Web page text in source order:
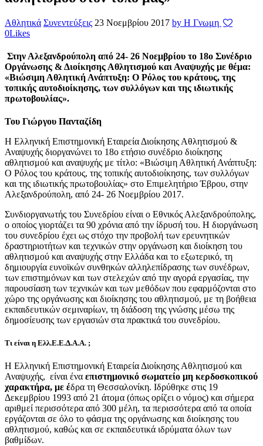
Αθλητικά Συνεντεύξεις 23 Νοεμβρίου 2017 by Η Γνωμη
0Likes
Στην Αλεξανδρούπολη από 24- 26 Νοεμβρίου το 18ο Συνέδριο
Οργάνωσης & Διοίκησης Αθλητισμού και Αναψυχής με θέμα:
«Βιώσιμη Αθλητική Ανάπτυξη: Ο Ρόλος του κράτους, της
τοπικής αυτοδιοίκησης, των συλλόγων και της ιδιωτικής
πρωτοβουλίας».
Του Γιώργου Πανταζίδη
Η Ελληνική Επιστημονική Εταιρεία Διοίκησης Αθλητισμού &
Αναψυχής διοργανώνει το 18ο ετήσιο συνέδριο διοίκησης
αθλητισμού και αναψυχής με τίτλο: «Βιώσιμη Αθλητική Ανάπτυξη:
Ο Ρόλος του κράτους, της τοπικής αυτοδιοίκησης, των συλλόγων
και της ιδιωτικής πρωτοβουλίας» στο Επιμελητήριο Έβρου, στην
Αλεξανδρούπολη, από 24- 26 Νοεμβρίου 2017.
Συνδιοργανωτής του Συνεδρίου είναι ο Εθνικός Αλεξανδρούπολης,
ο οποίος γιορτάζει τα 90 χρόνια από την ίδρυσή του. H διοργάνωση
του συνεδρίου έχει ως στόχο την προβολή των ερευνητικών
δραστηριοτήτων και τεχνικών στην οργάνωση και διοίκηση του
αθλητισμού και αναψυχής στην Ελλάδα και το εξωτερικό, τη
δημιουργία ευνοϊκών συνθηκών αλληλεπίδρασης των συνέδρων,
των επιστημόνων και των στελεχών από την αγορά εργασίας, την
παρουσίαση των τεχνικών και των μεθόδων που εφαρμόζονται στο
χώρο της οργάνωσης και διοίκησης του αθλητισμού, με τη βοήθεια
εκπαιδευτικών σεμιναρίων, τη διάδοση της γνώσης μέσω της
δημοσίευσης των εργασιών στα πρακτικά του συνεδρίου.
Τι είναι η Ελλ.Ε.Ε.Δ.Α.Α. ;
Η Ελληνική Επιστημονική Εταιρεία Διοίκησης Αθλητισμού και
Αναψυχής, είναι ένα επιστημονικό σωματείο μη κερδοσκοπικού
χαρακτήρα, με έδρα τη Θεσσαλονίκη. Ιδρύθηκε στις 19
Δεκεμβρίου 1993 από 21 άτομα (όπως ορίζει ο νόμος) και σήμερα
αριθμεί περισσότερα από 300 μέλη, τα περισσότερα από τα οποία
εργάζονται σε όλο το φάσμα της οργάνωσης και διοίκησης του
αθλητισμού, καθώς και σε εκπαιδευτικά ιδρύματα όλων των
βαθμίδων.